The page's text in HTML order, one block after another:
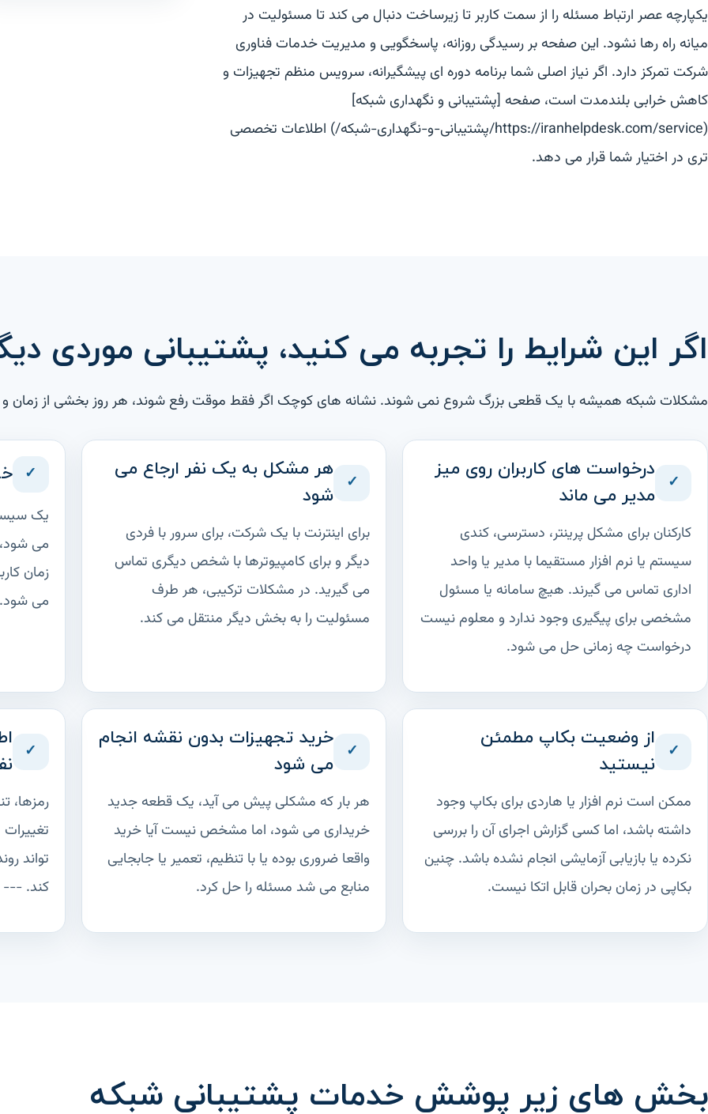
یکپارچه عصر ارتباط مسئله را از سمت کاربر تا زیرساخت دنبال می کند تا مسئولیت در
میانه راه رها نشود. این صفحه بر رسیدگی روزانه، پاسخگویی و مدیریت خدمات فناوری
شرکت تمرکز دارد. اگر نیاز اصلی شما برنامه دوره ای پیشگیرانه، سرویس منظم تجهیزات و
کاهش خرابی بلندمدت است، صفحه [پشتیبانی و نگهداری شبکه]
(https://iranhelpdesk.com/service/پشتیبانی-و-نگهداری-شبکه/) اطلاعات تخصصی
تری در اختیار شما قرار می دهد.
اگر این شرایط را تجربه می کنید، پشتیبانی موردی
مشکلات شبکه همیشه با یک قطعی بزرگ شروع نمی شوند. نشانه های کوچک اگر فقط موقت رفع شوند، هر روز بخشی از زمان و
✓
درخواست های کاربران روی میز
مدیر می ماند
کارکنان برای مشکل پرینتر، دسترسی، کندی
سیستم یا نرم افزار مستقیما با مدیر یا واحد
اداری تماس می گیرند. هیچ سامانه یا مسئول
مشخصی برای پیگیری وجود ندارد و معلوم نیست
درخواست چه زمانی حل می شود.
✓ هر مشکل به یک نفر ارجاع می
شود
برای اینترنت با یک شرکت، برای سرور با فردی
دیگر و برای کامپیوترها با شخص دیگری تماس
می گیرید. در مشکلات ترکیبی، هر طرف
مسئولیت را به بخش دیگر منتقل می کند.
✓
یک
می
زمان
می
✓
از وضعیت بکاپ مطمئن
نیستید
ممکن است نرم افزار یا هاردی برای بکاپ وجود
داشته باشد، اما کسی گزارش اجرای آن را بررسی
نکرده یا بازیابی آزمایشی انجام نشده باشد. چنین
بکاپی در زمان بحران قابل اتکا نیست.
✓ خرید تجهیزات بدون نقشه انجام
می شود
هر بار که مشکلی پیش می آید، یک قطعه جدید
خریداری می شود، اما مشخص نیست آیا خرید
واقعا ضروری بوده یا با تنظیم، تعمیر یا جابجایی
منابع می شد مسئله را حل کرد.
✓
رمزها،
تواند
کند. ---
بخش های زیر پوشش خدمات پشتیبانی شبکه